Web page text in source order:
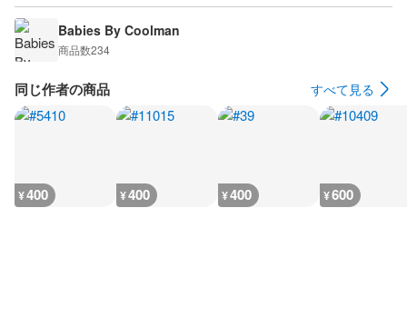
Babies By Coolman
商品数234
同じ作者の商品 すべて見る
¥400 ¥400 ¥400 ¥600